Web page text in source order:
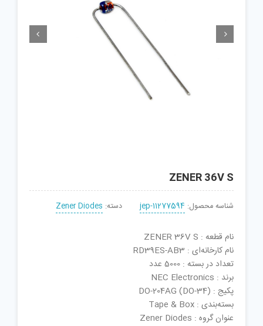
 
ZENER 36V S
شناسه محصول: jep-11277594 دسته: Zener Diodes
نام قطعه : ZENER 36V S
نام کارخانه‌ای : RD39ES-AB3
تعداد در بسته : 5000 عدد
برند : NEC Electronics
پکیج : DO-204AG (DO-34)
بسته‌بندی : Tape & Box
عنوان گروه : Zener Diodes